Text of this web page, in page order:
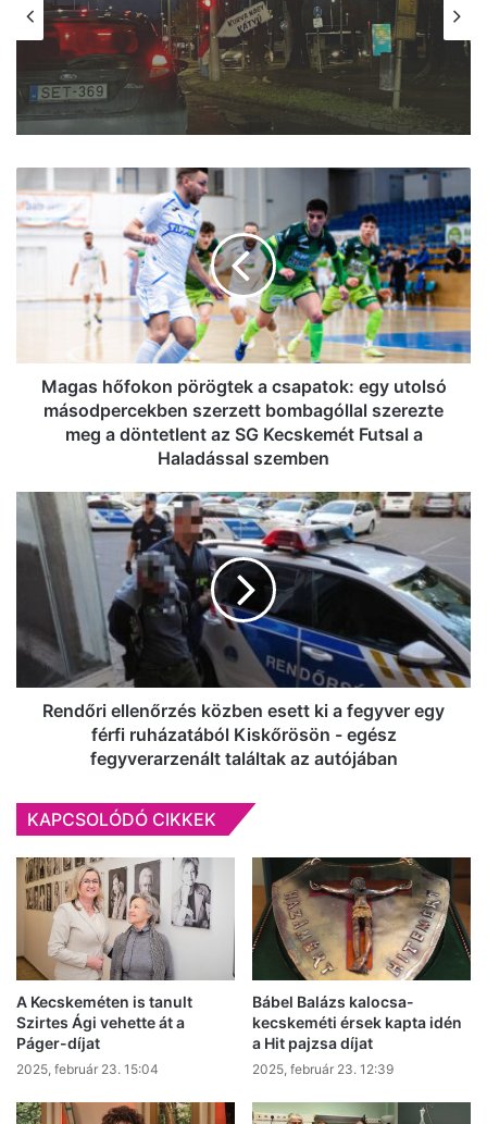
2026, február 7. 07:19
„K@rva nagy kátyú” – kézben tartott
táblával hívta fel a figyelmet egy
kecskeméti férfi a brutális kátyú-
helyzetre
hőfokon
pörögtek
a
csapatok:
másodpercekben
szerzett
bombagóllal
szerezte
az
SG
Kecskemét
Futsal
Haladással
szemben
Magas hőfokon pörögtek a csapatok: egy utolsó
másodpercekben szerzett bombagóllal szerezte
meg a döntetlent az SG Kecskemét Futsal a
Haladással szemben
Rendőri
ellenőrzés
közben
esett
fegyver
egy
férfi
ruházatából
találtak
autójában
Rendőri ellenőrzés közben esett ki a fegyver egy
férfi ruházatából Kiskőrösön - egész
fegyverarzenált találtak az autójában
KAPCSOLÓDÓ CIKKEK
A Kecskeméten is tanult
Szirtes Ági vehette át a
Páger-díjat
2025, február 23. 15:04
Bábel Balázs kalocsa-
kecskeméti érsek kapta idén
a Hit pajzsa díjat
2025, február 23. 12:39